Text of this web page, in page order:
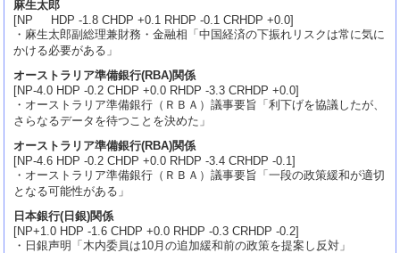
麻生太郎
[NP HDP -1.8 CHDP +0.1 RHDP -0.1 CRHDP +0.0]
・麻生太郎副総理兼財務・金融相「中国経済の下振れリスクは常に気に
かける必要がある」
オーストラリア準備銀行(RBA)関係
[NP-4.0 HDP -0.2 CHDP +0.0 RHDP -3.3 CRHDP +0.0]
・オーストラリア準備銀行（ＲＢＡ）議事要旨「利下げを協議したが、
さらなるデータを待つことを決めた」
オーストラリア準備銀行(RBA)関係
[NP-4.6 HDP -0.2 CHDP +0.0 RHDP -3.4 CRHDP -0.1]
・オーストラリア準備銀行（ＲＢＡ）議事要旨「一段の政策緩和が適切
となる可能性がある」
日本銀行(日銀)関係
[NP+1.0 HDP -1.6 CHDP +0.0 RHDP -0.3 CRHDP -0.2]
・日銀声明「木内委員は10月の追加緩和前の政策を提案し反対」